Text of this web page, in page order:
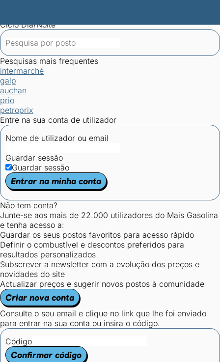
Ciclo Dia/Noite
Pesquisas mais frequentes
intermarché
galp
auchan
prio
petroprix
Entre na sua conta de utilizador
Nome de utilizador ou email
Guardar sessão
Guardar sessão
Entrar na minha conta
Não tem conta?
Junte-se aos mais de 22.000 utilizadores do Mais Gasolina
e tenha acesso a:
Guardar os seus postos favoritos para acesso rápido
Definir o combustível e descontos preferidos para
resultados personalizados
Subscrever a newsletter com a evolução dos preços e
novidades do site
Actualizar preços e sugerir novos postos à comunidade
Criar nova conta
Consulte o seu email e clique no link que lhe foi enviado
para entrar na sua conta ou insira o código.
Código
Confirmar código